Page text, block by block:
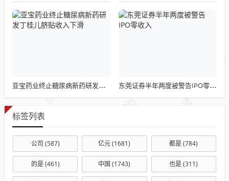
亚宝药业终止糖尿病新药研发丁桂儿脐贴收入下滑 东莞证券半年两度被警告IPO零收入
标签列表
公司 (587) 亿元(1681) 都是(784)
的是(461) 中国 (1743) 也是(311)